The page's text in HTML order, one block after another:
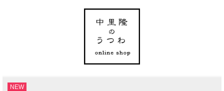
NEW